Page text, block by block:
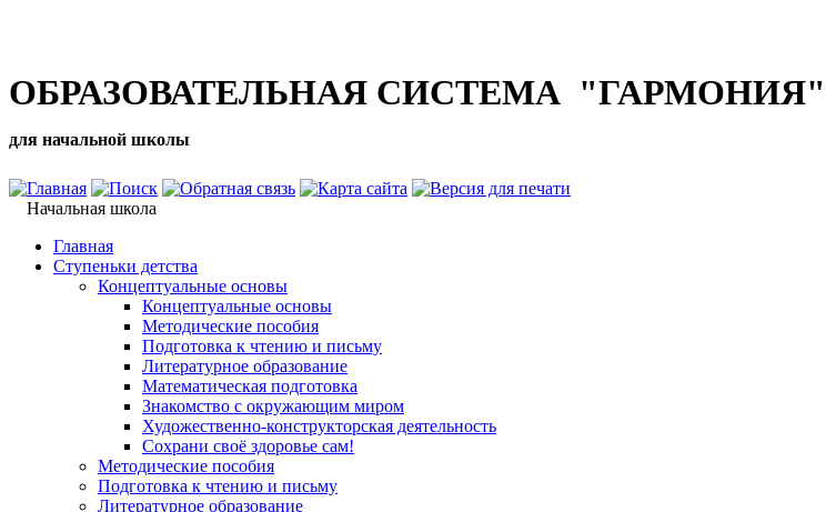
ОБРАЗОВАТЕЛЬНАЯ СИСТЕМА "ГАРМОНИЯ"
для начальной школы
Начальная школа
Главная
Ступеньки детства
Концептуальные основы
Концептуальные основы
Методические пособия
Подготовка к чтению и письму
Литературное образование
Математическая подготовка
Знакомство с окружающим миром
Художественно-конструкторская деятельность
Сохрани своё здоровье сам!
Методические пособия
Подготовка к чтению и письму
Литературное образование